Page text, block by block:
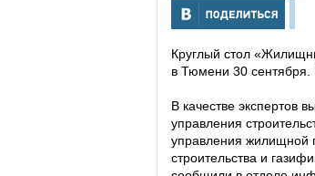
Круглый стол
в Тюмени 30 сентября.
В качестве экспертов
управления
управления жилищной
строительства и